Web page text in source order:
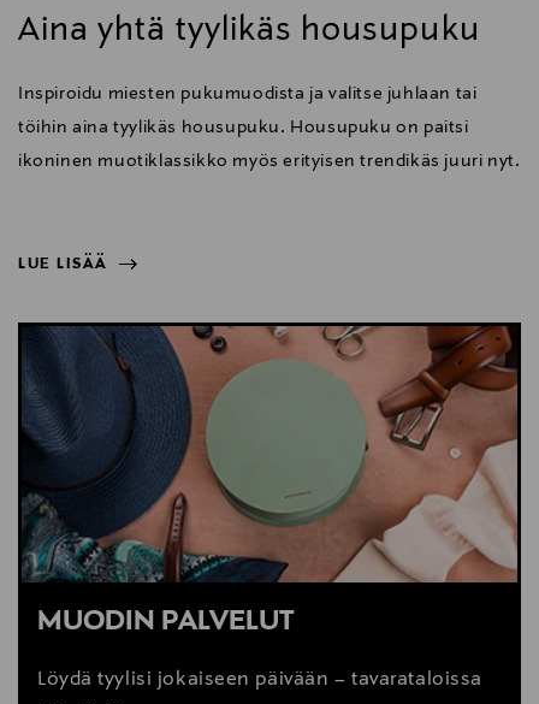
Aina yhtä tyylikäs housupuku
Inspiroidu miesten pukumuodista ja valitse juhlaan tai
töihin aina tyylikäs housupuku. Housupuku on paitsi
ikoninen muotiklassikko myös erityisen trendikäs juuri nyt.
LUE LISÄÄ
LUE LISÄÄ
MUODIN PALVELUT
Löydä tyylisi jokaiseen päivään – tavarataloissa